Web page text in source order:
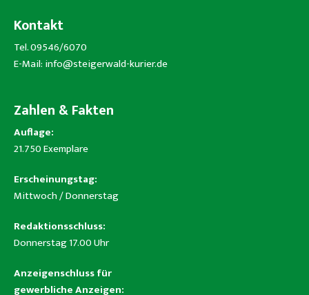
Kontakt
Tel. 09546/6070
E-Mail: info@steigerwald-kurier.de
Zahlen & Fakten
Auflage:
21.750 Exemplare
Erscheinungstag:
Mittwoch / Donnerstag
Redaktionsschluss:
Donnerstag 17.00 Uhr
Anzeigenschluss für
gewerbliche Anzeigen: